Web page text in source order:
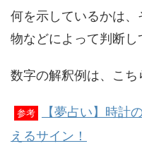
何を示しているかは、
物などによって判断し
数字の解釈例は、こち
参考
【夢占い】時計
えるサイン！